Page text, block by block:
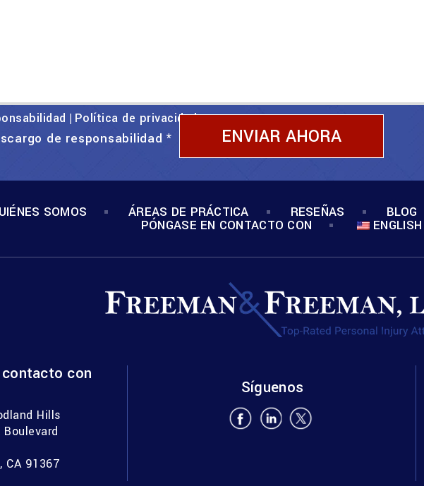
Política de privacidad
de responsabilidad*
SOMOS ÁREAS DE PRÁCTICA RESEÑAS BLOG
PÓNGASE EN CONTACTO CON ENGLISH
con
Hills
CA 91367
Síguenos